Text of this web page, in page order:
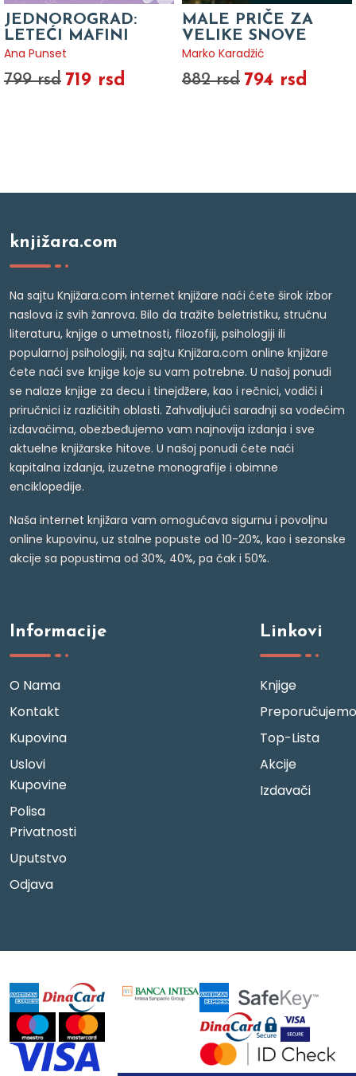
JEDNOROGRAD:
LETEĆI MAFINI
Ana Punset
799 rsd 719 rsd
MALE PRIČE ZA
VELIKE SNOVE
Marko Karadžić
882 rsd 794 rsd
knjižara.com
Na sajtu Knjižara.com internet knjižare naći ćete širok izbor
naslova iz svih žanrova. Bilo da tražite beletristiku, stručnu
literaturu, knjige o umetnosti, filozofiji, psihologiji ili
popularnoj psihologiji, na sajtu Knjižara.com online knjižare
ćete naći sve knjige koje su vam potrebne. U našoj ponudi
se nalaze knjige za decu i tinejdžere, kao i rečnici, vodiči i
priručnici iz različitih oblasti. Zahvaljujući saradnji sa vodećim
izdavačima, obezbeđujemo vam najnovija izdanja i sve
aktuelne knjižarske hitove. U našoj ponudi ćete naći
kapitalna izdanja, izuzetne monografije i obimne
enciklopedije.
Naša internet knjižara vam omogućava sigurnu i povoljnu
online kupovinu, uz stalne popuste od 10-20%, kao i sezonske
akcije sa popustima od 30%, 40%, pa čak i 50%.
Informacije
O Nama
Kontakt
Kupovina
Uslovi
Kupovine
Polisa
Privatnosti
Uputstvo
Odjava
Linkovi
Knjige
Preporučujemo
Top-Lista
Akcije
Izdavači